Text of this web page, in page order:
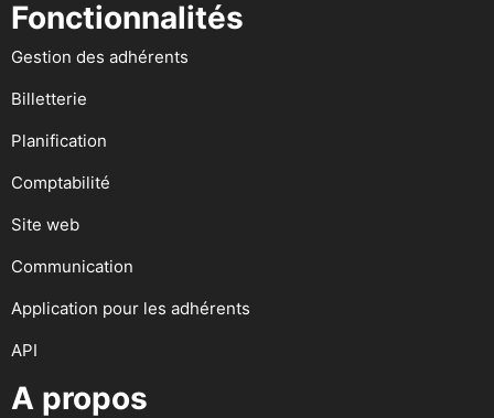
Fonctionnalités
Gestion des adhérents
Billetterie
Planification
Comptabilité
Site web
Communication
Application pour les adhérents
API
A propos